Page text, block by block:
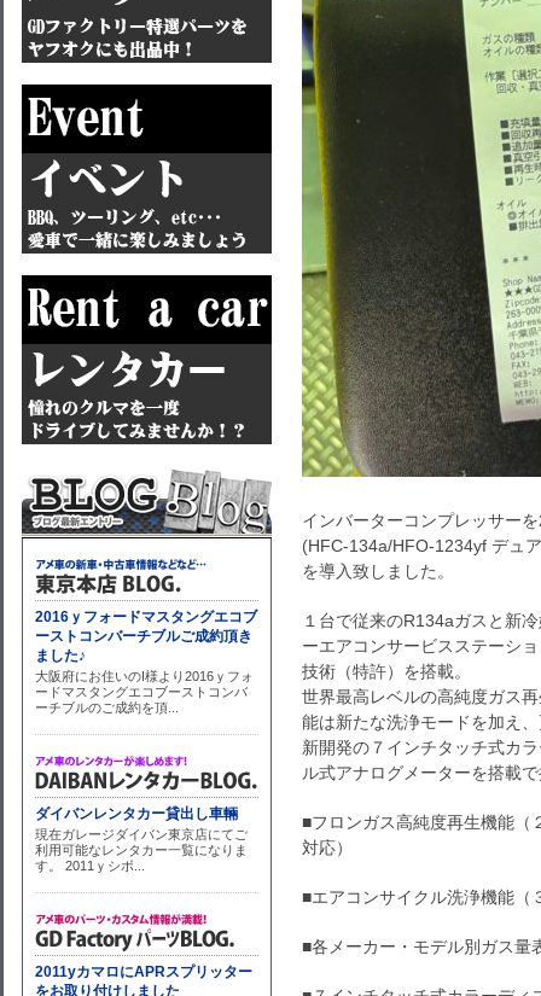
インバーターコンプレッサー
(HFC-134a/HFO-1234yf デュ
を導入致しました。
１台で従来のR134aガスと新
ーエアコンサービスステーシ
技術（特許）を搭載。
世界最高レベルの高純度ガス
能は新たな洗浄モードを加え
新開発の７インチタッチ式カ
ル式アナログメーターを搭載
■フロンガス高純度再生機能（
対応）
■エアコンサイクル洗浄機能（
■各メーカー・モデル別ガス量